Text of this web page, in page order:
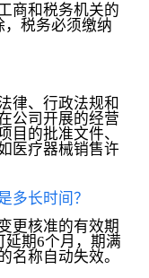
商和税务机关的
，税务必须缴纳
律、行政法规和
公司开展的经营
目的批准文件、
医疗器械销售许
多长时间？
更核准的有效期
延期6个月，期满
名称自动失效。